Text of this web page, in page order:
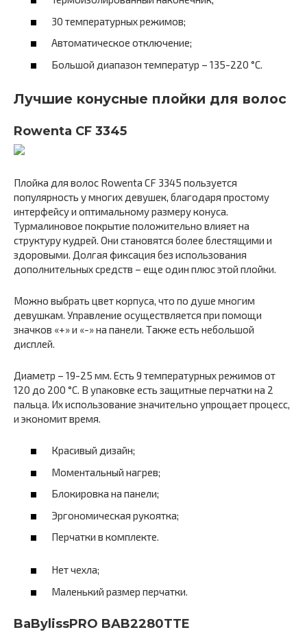
30 температурных режимов;
Автоматическое отключение;
Большой диапазон температур – 135-220 °С.
Лучшие конусные плойки для волос
Rowenta CF 3345
Плойка для волос Rowenta CF 3345 пользуется
популярность у многих девушек, благодаря простому
интерфейсу и оптимальному размеру конуса.
Турмалиновое покрытие положительно влияет на
структуру кудрей. Они становятся более блестящими и
здоровыми. Долгая фиксация без использования
дополнительных средств – еще один плюс этой плойки.
Можно выбрать цвет корпуса, что по душе многим
девушкам. Управление осуществляется при помощи
значков «+» и «-» на панели. Также есть небольшой
дисплей.
Диаметр – 19-25 мм. Есть 9 температурных режимов от
120 до 200 °С. В упаковке есть защитные перчатки на 2
пальца. Их использование значительно упрощает процесс,
и экономит время.
Красивый дизайн;
Моментальный нагрев;
Блокировка на панели;
Эргономическая рукоятка;
Перчатки в комплекте.
Нет чехла;
Маленький размер перчатки.
BaBylissPRO BAB2280TTE